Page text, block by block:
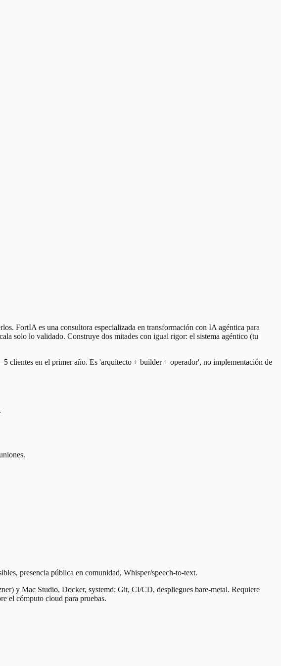
FortIA es una consultora especializada en transformación con IA agéntica para
solo lo validado. Construye dos mitades con igual rigor: el sistema agéntico (tu
clientes en el primer año. Es 'arquitecto + builder + operador', no implementación de
presencia pública en comunidad, Whisper/speech-to-text.
y Mac Studio, Docker, systemd; Git, CI/CD, despliegues bare-metal. Requiere
el cómputo cloud para pruebas.